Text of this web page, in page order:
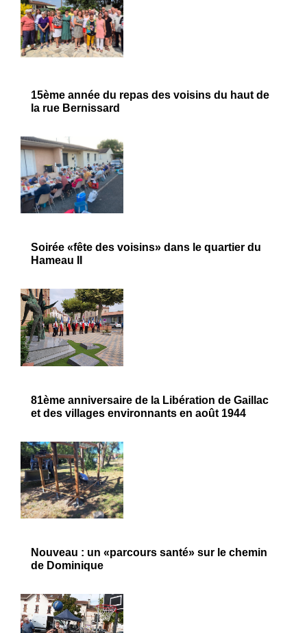
15ème année du repas des voisins du haut de
la rue Bernissard
Soirée «fête des voisins» dans le quartier du
Hameau II
81ème anniversaire de la Libération de Gaillac
et des villages environnants en août 1944
Nouveau : un «parcours santé» sur le chemin
de Dominique